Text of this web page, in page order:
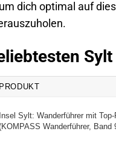
dich optimal auf
PRODUKT
Insel Sylt: Wanderführer mit
Wanderführer, Band